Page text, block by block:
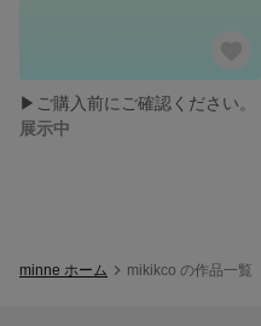
▶︎ご購入前にご確認ください。
展示中
minne ホーム mikikco の作品一覧